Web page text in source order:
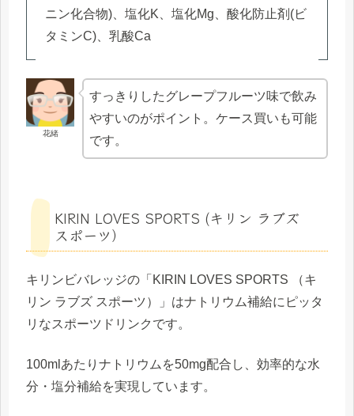
ニン化合物)、塩化K、塩化Mg、酸化防止剤(ビ
タミンC)、乳酸Ca
花緒
すっきりしたグレープフルーツ味で飲み
やすいのがポイント。ケース買いも可能
です。
KIRIN LOVES SPORTS (キリン ラブズ
スポーツ）
キリンビバレッジの「KIRIN LOVES SPORTS （キ
リン ラブズ スポーツ）」はナトリウム補給にピッタ
リなスポーツドリンクです。
100mlあたりナトリウムを50mg配合し、効率的な水
分・塩分補給を実現しています。